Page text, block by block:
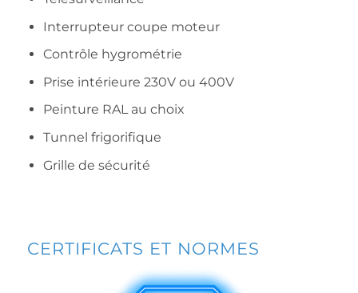
Interrupteur coupe moteur
Contrôle hygrométrie
Prise intérieure 230V ou 400V
Peinture RAL au choix
Tunnel frigorifique
Grille de sécurité
CERTIFICATS ET NORMES